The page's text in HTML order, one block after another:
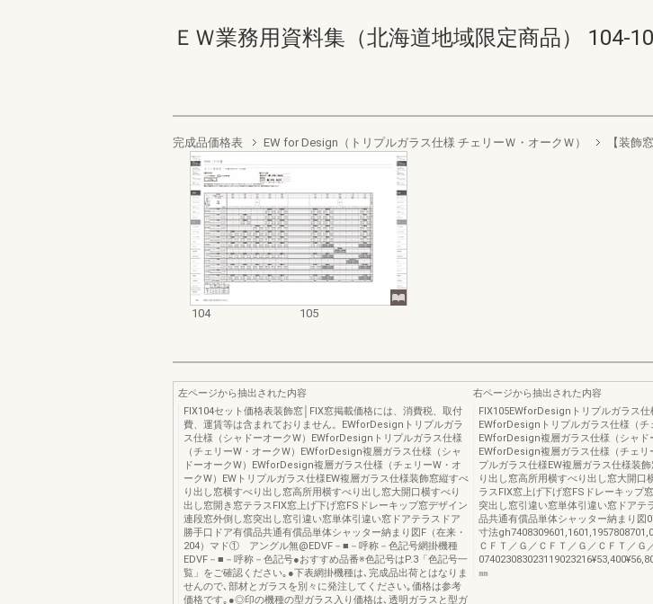
ＥＷ業務用資料集（北海道地域限定商品） 104-
完成品価格表 EW for Design（トリプルガラス仕様 チェリーＷ・オークＷ） 【装飾
104 105
左ページから抽出された内容
FIX104セット価格表装飾窓│FIX窓掲載価格には、消費税、取付
費、運賃等は含まれておりません。EWforDesignトリプルガラ
ス仕様（シャドーオークW）EWforDesignトリプルガラス仕様
（チェリーW・オークW）EWforDesign複層ガラス仕様（シャ
ドーオークW）EWforDesign複層ガラス仕様（チェリーW・オ
ークW）EWトリプルガラス仕様EW複層ガラス仕様装飾窓縦すべ
り出し窓横すべり出し窓高所用横すべり出し窓大開口横すべり
出し窓開き窓テラスFIX窓上げ下げ窓FSドレーキップ窓デザイン
連段窓外倒し窓突出し窓引違い窓単体引違い窓ドアテラスドア
勝手口ドア有償品共通有償品単体シャッター納まり図F（在来・
204）マド① アングル無@EDVF－■－呼称－色記号網掛機種
EDVF－■－呼称－色記号●おすすめ品番※色記号はP.3「色記号一
覧」をご確認ください｡●下表網掛機種は､完成品出荷とはなりま
せんので､部材とガラスを別々に発注してください｡価格は参考
価格です｡●◎印の機種の型ガラス入り価格は､透明ガラスと型ガ
右ページから抽出された内容
FIX105EWforDesignトリプルガラス仕
EWforDesignトリプルガラス仕様（チ
EWforDesign複層ガラス仕様（シャド
EWforDesign複層ガラス仕様（チェリ
プルガラス仕様EW複層ガラス仕様装
り出し窓高所用横すべり出し窓大開口
ラスFIX窓上げ下げ窓FSドレーキップ
突出し窓引違い窓単体引違い窓ドアテ
品共通有償品単体シャッター納まり図
寸法
ＣＦＴ／Ｇ／ＣＦＴ／Ｇ／ＣＦＴ／Ｇ
㎜